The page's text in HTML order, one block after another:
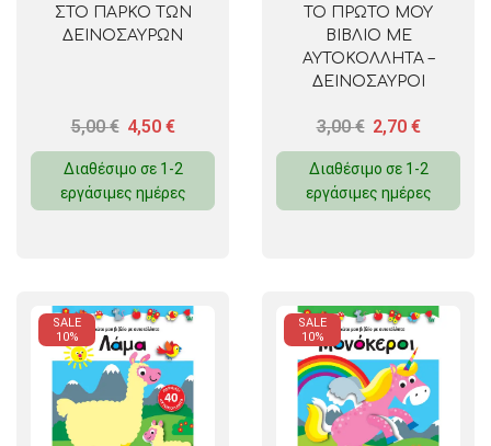
ΣΤΟ ΠΑΡΚΟ ΤΩΝ
ΔΕΙΝΟΣΑΥΡΩΝ
5,00€ 4,50 €
Διαθέσιμο σε 1-2
εργάσιμες ημέρες
ΤΟ ΠΡΩΤΟ ΜΟΥ
ΒΙΒΛΙΟ ΜΕ
ΑΥΤΟΚΟΛΛΗΤΑ –
ΔΕΙΝΟΣΑΥΡΟΙ
3,00€ 2,70 €
Διαθέσιμο σε 1-2
εργάσιμες ημέρες
SALE
10%
SALE
10%